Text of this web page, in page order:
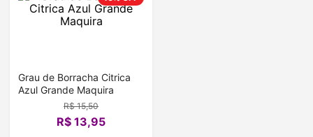
Grau de Borracha Citrica
Azul Grande Maquira
R$ 15,50
R$ 13,95